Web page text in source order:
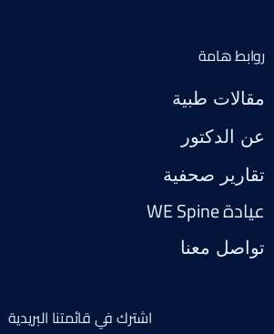
روابط هامة
مقالات طبية
عن الدكتور
تقارير صحفية
عيادة WE Spine
تواصل معنا
اشترك في قائمتنا البريدية